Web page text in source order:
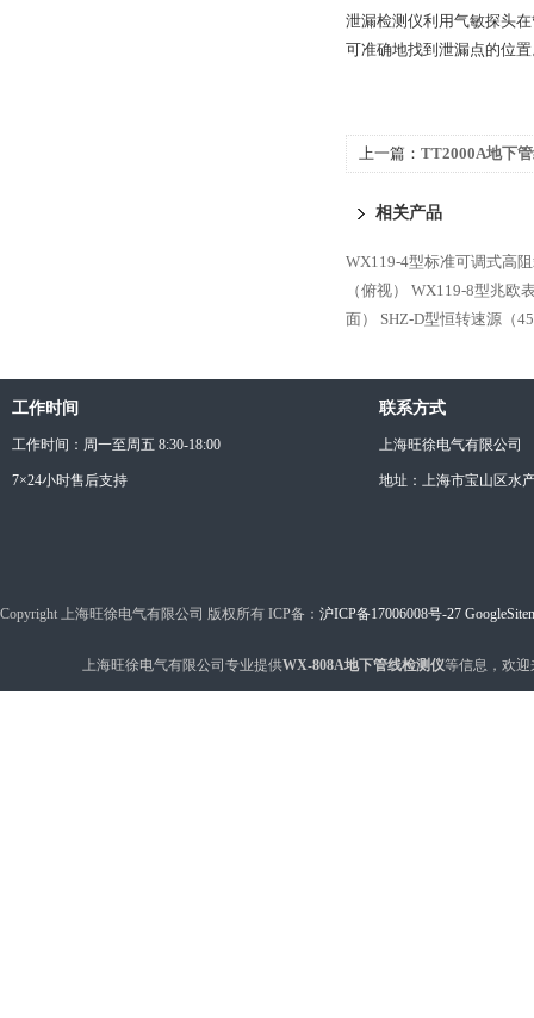
泄漏检测仪利用气敏探头
可准确地找到泄漏点的位
上一篇： TT2000A地下
相关产品
WX119-4型标准可调式高
（俯视）
WX119-8型兆欧
面）
SHZ-D型恒转速源（
工作时间
工作时间：周一至周五 8:30-18:00
7×24小时售后支持
联系方式
上海旺徐电气有限公司
地址：上海市宝山区水
Copyright 上海旺徐电气有限公司 版权所有 ICP备： 沪ICP备17006008号-27
上海旺徐电气有限公司专业提供WX-808A地下管线检测仪等信息，欢迎